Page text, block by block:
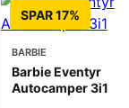
SPAR 17%
BARBIE
Barbie Eventyr
Autocamper 3i1